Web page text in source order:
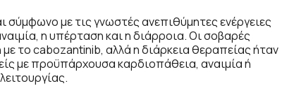
με τις γνωστές ανεπιθύμητες ενέργειες
η υπέρταση και η διάρροια. Οι σοβαρές
το cabozantinib, αλλά η διάρκεια θεραπείας ήταν
με προϋπάρχουσα καρδιοπάθεια, αναιμία ή